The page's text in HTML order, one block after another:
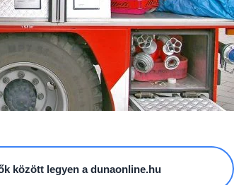
között legyen a dunaonline.hu